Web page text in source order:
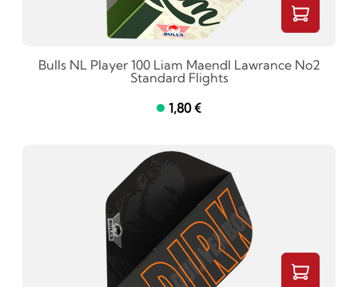
Bulls NL Player 100 Liam Maendl Lawrance No2
Standard Flights
1,80 €